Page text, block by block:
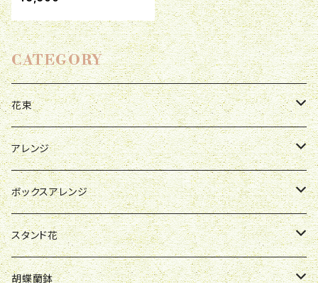
CATEGORY
花束
母の日
お祝い
誕生日
お見舞い
アレンジ
母の日
R&P
Y&O
お祝い
W&G
誕生日
ボックスアレンジ
母の日
R&P
お祝い
スタンド花
開店祝い
胡蝶蘭鉢